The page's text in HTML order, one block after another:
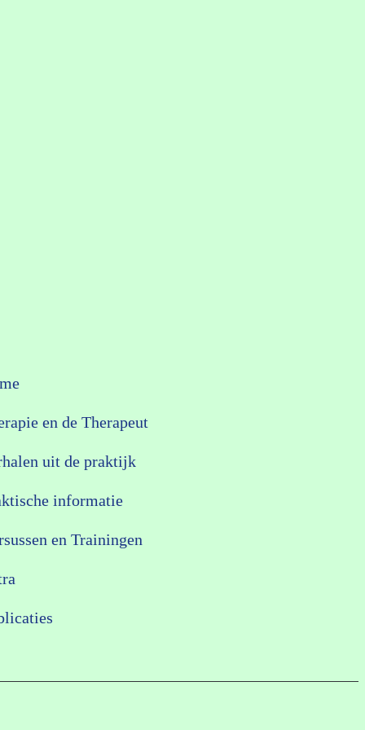
en de Therapeut
uit de praktijk
informatie
en Trainingen